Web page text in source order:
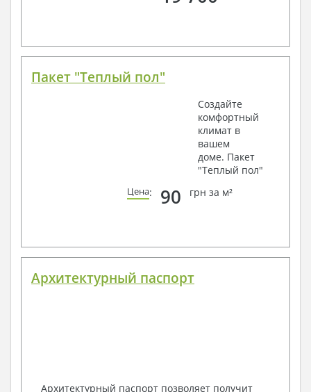
Пакет "Теплый пол"
Создайте
комфортный
климат в
вашем
доме. Пакет
"Теплый пол"
Цена: 90 грн за м²
Архитектурный паспорт
Архитектурный паспорт позволяет получит